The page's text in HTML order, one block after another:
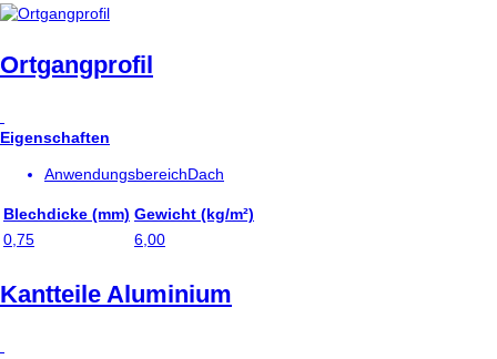
Ortgangprofil
Eigenschaften
AnwendungsbereichDach
Blechdicke (mm) Gewicht (kg/m²)
0,75
6,00
Kantteile Aluminium